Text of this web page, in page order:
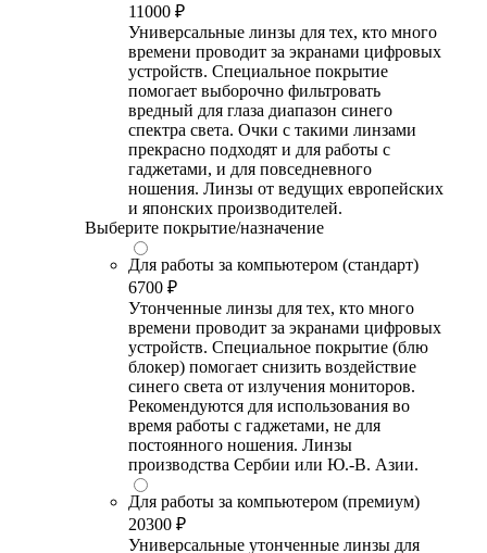
11000 ₽
Универсальные линзы для тех, кто много
времени проводит за экранами цифровых
устройств. Специальное покрытие
помогает выборочно фильтровать
вредный для глаза диапазон синего
спектра света. Очки с такими линзами
прекрасно подходят и для работы с
гаджетами, и для повседневного
ношения. Линзы от ведущих европейских
и японских производителей.
Выберите покрытие/назначение
Для работы за компьютером (стандарт)
6700 ₽
Утонченные линзы для тех, кто много
времени проводит за экранами цифровых
устройств. Специальное покрытие (блю
блокер) помогает снизить воздействие
синего света от излучения мониторов.
Рекомендуются для использования во
время работы с гаджетами, не для
постоянного ношения. Линзы
производства Сербии или Ю.-В. Азии.
Для работы за компьютером (премиум)
20300 ₽
Универсальные утонченные линзы для